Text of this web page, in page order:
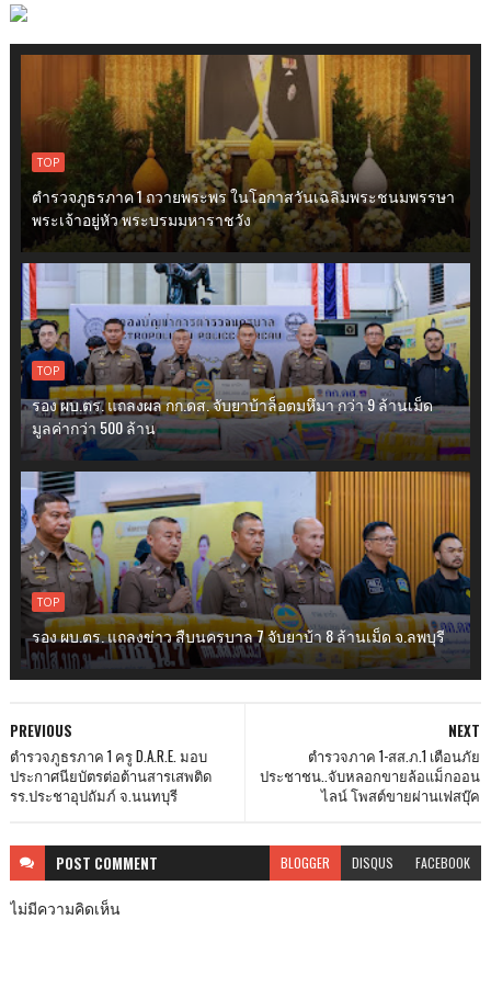
TOP
ตำรวจภูธรภาค 1 ถวายพระพร ในโอกาสวันเฉลิมพระชนมพรรษา
พระเจ้าอยู่หัว พระบรมมหาราชวัง
TOP
รอง ผบ.ตร. แถลงผล กก.ดส. จับยาบ้าล็อตมหึมา กว่า 9 ล้านเม็ด
มูลค่ากว่า 500 ล้าน
TOP
รอง ผบ.ตร. แถลงข่าว สืบนครบาล 7 จับยาบ้า 8 ล้านเม็ด จ.ลพบุรี
NEXT
ตำรวจภาค 1-สส.ภ.1 เตือนภัย
ประชาชน..จับหลอกขายล้อแม็กออน
ไลน์ โพสต์ขายผ่านเฟสบุ๊ค
PREVIOUS
ตำรวจภูธรภาค 1 ครู D.A.R.E. มอบ
ประกาศนียบัตรต่อต้านสารเสพติด
รร.ประชาอุปถัมภ์ จ.นนทบุรี
POST COMMENT BLOGGER DISQUS FACEBOOK
ไม่มีความคิดเห็น